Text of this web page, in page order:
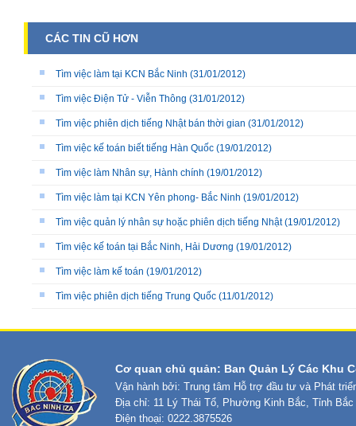
CÁC TIN CŨ HƠN
Tìm việc làm tại KCN Bắc Ninh (31/01/2012)
Tìm việc Điện Tử - Viễn Thông (31/01/2012)
Tìm việc phiên dịch tiếng Nhật bán thời gian (31/01/2012)
Tìm việc kế toán biết tiếng Hàn Quốc (19/01/2012)
Tìm việc làm Nhân sự, Hành chính (19/01/2012)
Tìm việc làm tại KCN Yên phong- Bắc Ninh (19/01/2012)
Tìm việc quản lý nhân sự hoặc phiên dịch tiếng Nhật(19/01/2012)
Tìm việc kế toán tại Bắc Ninh, Hải Dương (19/01/2012)
Tìm việc làm kế toán (19/01/2012)
Tìm việc phiên dịch tiếng Trung Quốc (11/01/2012)
Cơ quan chủ quản: Ban Quản Lý Các Khu
Vận hành bởi: Trung tâm Hỗ trợ đầu tư và Phát
Địa chỉ: 11 Lý Thái Tổ, Phường Kinh Bắc, Tỉnh Bắc
Điện thoại: 0222.3875526